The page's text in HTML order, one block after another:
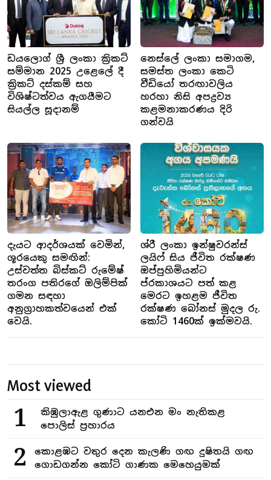
ඩයලොග් ශ්‍රී ලංකා ක්‍රිකට්
සම්මාන 2025 උළෙලේ දී
ක්‍රිකට් දස්කම් සහ
විශිෂ්ටත්වය ඇගයීමට
සියල්ල සූදානම්
නෙස්ලේ ලංකා සමාගම,
සමස්ත ලංකා කෙටි
වීඩියෝ තරඟාවලිය
හරහා නිසි අපද්‍රව්‍ය
කළමනාකරණය දිරි
ගන්වයි
දැයට ආදර්ශයක් වෙමින්,
ශූරයෙකු සමඟින්:
උස්වත්ත බිස්කට් රුමේෂ්
තරංග පතිරගේ ඔලිම්පික්
ගමන සඳහා
අනුග්‍රාහකත්වයෙන් එක්
වෙයි.
ශ්රී ලංකා ඉන්ෂුවරන්ස්
ලයිෆ් සිය ජීවිත රක්ෂණ
ඔප්පුහිමියන්ට
ප්රකාශයට පත් කළ
මෙරට ඉහළම ජීවිත
රක්ෂණ බෝනස් මුදල රු.
කෝටි 1460ක් ඉක්මවයි.
Most viewed
1
කිඹුලාඇළ ගුණාට යනඑන මං නැතිකළ
පොලිස් ප්‍රහාරය
2
කොළඹට වතුර දෙන කැලණි ගඟ දුෂිතයි ගඟ
ගොඩගන්න කෝටි ගාණක මෙහෙයුමක්